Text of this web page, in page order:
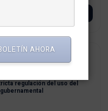
regulación del uso del
AHORA